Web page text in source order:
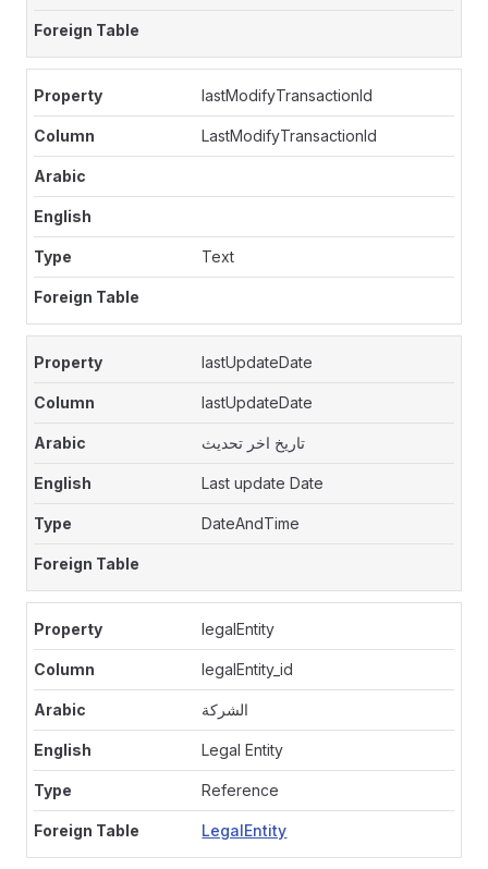
lastModifyTransactionId
LastModifyTransactionId
Text
lastUpdateDate
lastUpdateDate
تاريخ اخر تحديث
Last update Date
DateAndTime
legalEntity
legalEntity_id
الشركة
Legal Entity
Reference
LegalEntity